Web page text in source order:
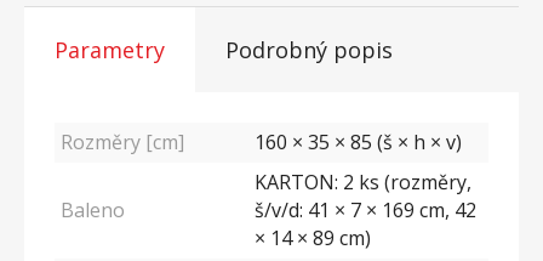
Parametry Podrobný popis
Rozměry [cm] 160 × 35 × 85 (š × h × v)
Baleno
KARTON: 2 ks (rozměry,
š/v/d: 41 × 7 × 169 cm, 42
× 14 × 89 cm)